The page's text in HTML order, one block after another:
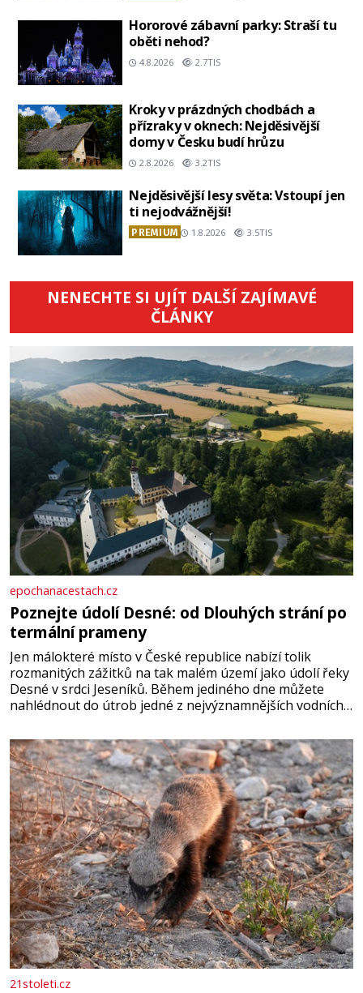
Hororové zábavní parky: Straší tu
oběti nehod?
4.8.2026 2.7TIS
Kroky v prázdných chodbách a
přízraky v oknech: Nejděsivější
domy v Česku budí hrůzu
2.8.2026 3.2TIS
Nejděsivější lesy světa: Vstoupí jen
ti nejodvážnější!
PREMIUM 1.8.2026 3.5TIS
NENECHTE SI UJÍT DALŠÍ ZAJÍMAVÉ
ČLÁNKY
epochanacestach.cz
Poznejte údolí Desné: od Dlouhých strání po
termální prameny
Jen málokteré místo v České republice nabízí tolik
rozmanitých zážitků na tak malém území jako údolí řeky
Desné v srdci Jeseníků. Během jediného dne můžete
nahlédnout do útrob jedné z nejvýznamnějších vodních
se na koloběžce a den zakončit poznáváním památek ve
Velkých Losinách nebo v termálním
21stoleti.cz